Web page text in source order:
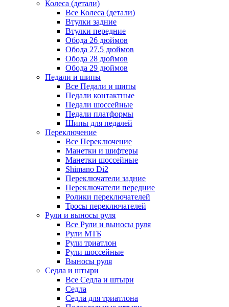
Колеса (детали)
Все Колеса (детали)
Втулки задние
Втулки передние
Обода 26 дюймов
Обода 27.5 дюймов
Обода 28 дюймов
Обода 29 дюймов
Педали и шипы
Все Педали и шипы
Педали контактные
Педали шоссейные
Педали платформы
Шипы для педалей
Переключение
Все Переключение
Манетки и шифтеры
Манетки шоссейные
Shimano Di2
Переключатели задние
Переключатели передние
Ролики переключателей
Тросы переключателей
Рули и выносы руля
Все Рули и выносы руля
Рули МТБ
Рули триатлон
Рули шоссейные
Выносы руля
Седла и штыри
Все Седла и штыри
Седла
Седла для триатлона